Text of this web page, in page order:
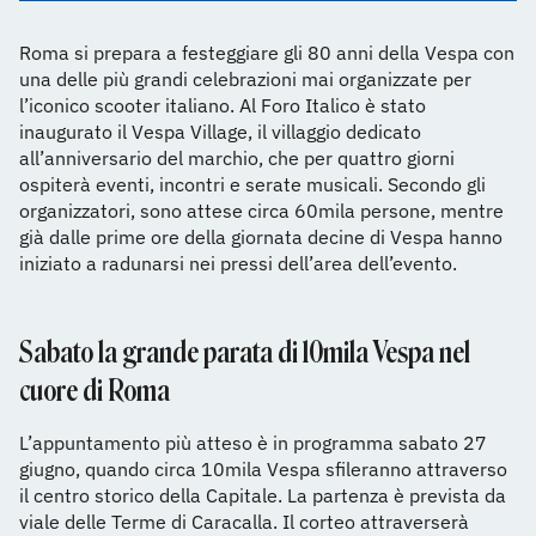
Roma si prepara a festeggiare gli 80 anni della Vespa con
una delle più grandi celebrazioni mai organizzate per
l’iconico scooter italiano. Al Foro Italico è stato
inaugurato il Vespa Village, il villaggio dedicato
all’anniversario del marchio, che per quattro giorni
ospiterà eventi, incontri e serate musicali. Secondo gli
organizzatori, sono attese circa 60mila persone, mentre
già dalle prime ore della giornata decine di Vespa hanno
iniziato a radunarsi nei pressi dell’area dell’evento.
Sabato la grande parata di 10mila Vespa nel
cuore di Roma
L’appuntamento più atteso è in programma sabato 27
giugno, quando circa 10mila Vespa sfileranno attraverso
il centro storico della Capitale. La partenza è prevista da
viale delle Terme di Caracalla. Il corteo attraverserà